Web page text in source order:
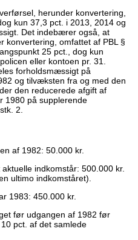
herunder konvertering,
kun 37,3 pct. i 2013, 2014 og
Det indebærer også, at
konvertering, omfattet af PBL §
25 pct., dog kun
eller kontoen pr. 31.
forholdsmæssigt på
og tilvæksten fra og med den
den reducerede afgift af
1980 på supplerende
2.
af 1982: 50.000 kr.
indkomstår: 500.000 kr.
ultimo indkomståret).
1983: 450.000 kr.
før udgangen af 1982 før
pct. af det samlede